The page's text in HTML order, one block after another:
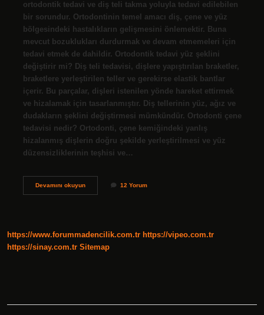
ortodontik tedavi ve diş teli takma yoluyla tedavi edilebilen
bir sorundur. Ortodontinin temel amacı diş, çene ve yüz
bölgesindeki hastalıkların gelişmesini önlemektir. Buna
mevcut bozuklukları durdurmak ve devam etmemeleri için
tedavi etmek de dahildir. Ortodontik tedavi yüz şeklini
değiştirir mi? Diş teli tedavisi, dişlere yapıştırılan braketler,
braketlere yerleştirilen teller ve gerekirse elastik bantlar
içerir. Bu parçalar, dişleri istenilen yönde hareket ettirmek
ve hizalamak için tasarlanmıştır. Diş tellerinin yüz, ağız ve
dudakların şeklini değiştirmesi mümkündür. Ortodonti çene
tedavisi nedir? Ortodonti, çene kemiğindeki yanlış
hizalanmış dişlerin doğru şekilde yerleştirilmesi ve yüz
düzensizliklerinin teşhisi ve…
Devamını okuyunOrtodonti
12 Yorum
https://www.forummadencilik.com.tr https://vipeo.com.tr
https://sinay.com.tr Sitemap